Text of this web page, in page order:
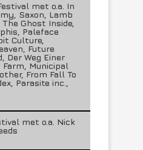
met o.a. In
Saxon, Lamb
Ghost Inside,
Paleface
Culture,
Future
Der Weg Einer
Municipal
From Fall To
Parasite inc.,
met o.a. Nick